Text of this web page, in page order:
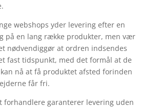
webshops yder levering efter en
på en lang række produkter, men vær
nødvendiggør at ordren indsendes
fast tidspunkt, med det formål at de
nå at få produktet afsted forinden
får fri.
forhandlere garanterer levering uden